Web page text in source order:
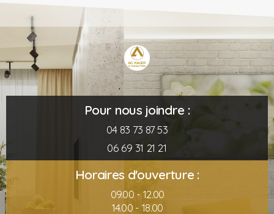
Pour nous joindre :
04 83 73 87 53
06 69 31 21 21
Horaires d'ouverture :
09.00 - 12.00
14.00 - 18.00